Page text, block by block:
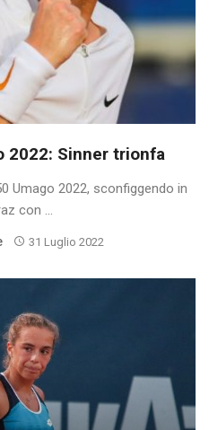
2022: Sinner trionfa
Umago 2022, sconfiggendo in
con ...
31 Luglio 2022